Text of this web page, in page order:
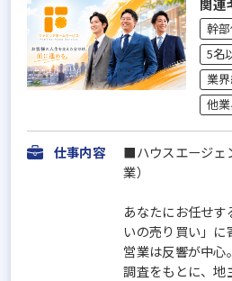
関連
幹
5名
業
他
仕事内容
■ハウスエージェ
業）
あなたにお任せす
いの売り買い」に
営業は反響が中心
調査をもとに、地